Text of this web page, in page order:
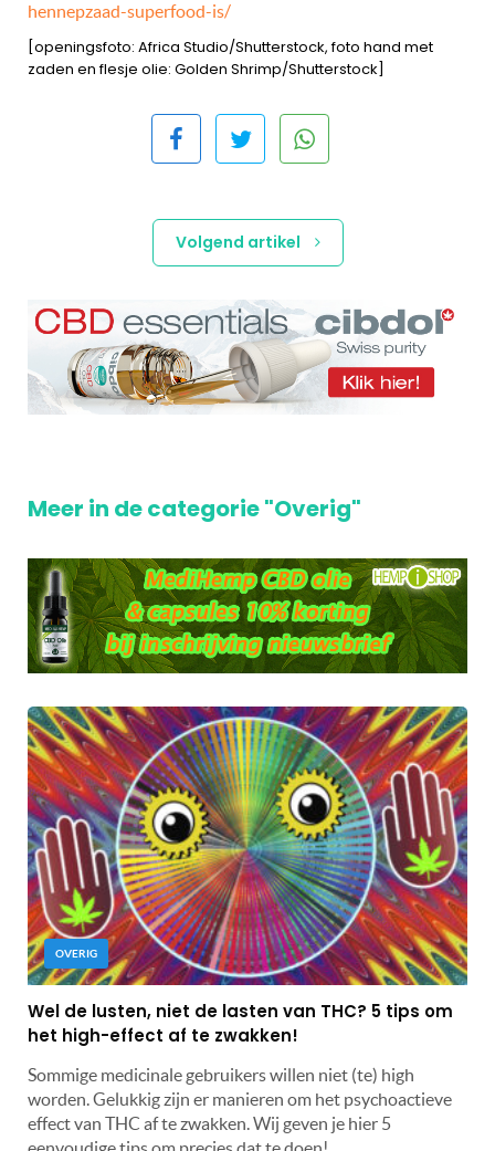
hennepzaad-superfood-is/
[openingsfoto: Africa Studio/Shutterstock, foto hand met
zaden en flesje olie: Golden Shrimp/Shutterstock]
Volgend artikel
Meer in de categorie "Overig"
OVERIG
Wel de lusten, niet de lasten van THC? 5 tips om
het high-effect af te zwakken!
Sommige medicinale gebruikers willen niet (te) high
worden. Gelukkig zijn er manieren om het psychoactieve
effect van THC af te zwakken. Wij geven je hier 5